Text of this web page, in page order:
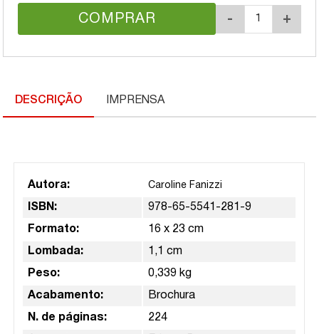
COMPRAR - +
DESCRIÇÃO IMPRENSA
Autora: Caroline Fanizzi
ISBN: 978-65-5541-281-9
Formato: 16 x 23 cm
Lombada: 1,1 cm
Peso: 0,339 kg
Acabamento: Brochura
N. de páginas: 224